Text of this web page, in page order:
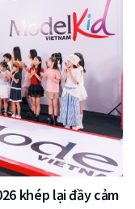
khép lại đầy cảm